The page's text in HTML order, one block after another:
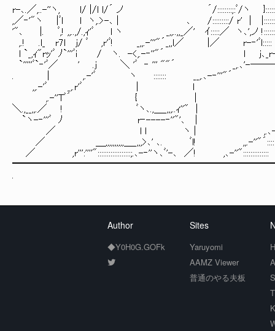
r-､.／,..-''ヽ, l/ |/l l/´ ノ ´/::::::::;:ﾞ/ヽ
,／‐'"ヽ |ﾞl l ヽ,.>-､ | ､ /:::::::::/ r' |
'"､ |. ﾞ,! ,,..,/.,ｨ'ﾞ l ヽ _,,..,,_／' ｲ:::::／ ヽ､',ノ
,.! .l_ r7l j/ ﾞ ,r'ﾞ! _,,.-'''"´_,,l／ |／ r-‐'ﾞ
l `_,ｨ"rｯ'ﾞ ﾉ`'''ﾞi / ヽ. -<,.-‐''"´ l j､_r-､
`'''''ﾞ`‐'ﾞ／ ' .j ＼ 'ﾞ ‐ ''' ""´ _,.､'-―――'-'
. | ,.-'ﾞ ヽ ::::::: __,.､-
,,.-'ﾞ _,.r'ﾞ | l 思ったよりい
,.-''Tﾞ´ { |
＼.,__,,.／ ! ﾞヽ､.,＿_,,,..ｨ''" |
`ヽ-‐'''ﾞ ﾉ r‐----‐''"'､ |
／ l l ヽ | ,.､-
／ ＿,,,,,,,,,,＿_,,,>､' ､. ﾞl! ,,.-
／ ,r''':''''"::::::::::::::::::;.､-‐''ヽ､ﾞ'-､ ／! ,､-''"::::::::::::::
Author
◆Y0H0G.GOFk
Sites
Yaruyomi
AAMZ Viewer
普通のやる夫板